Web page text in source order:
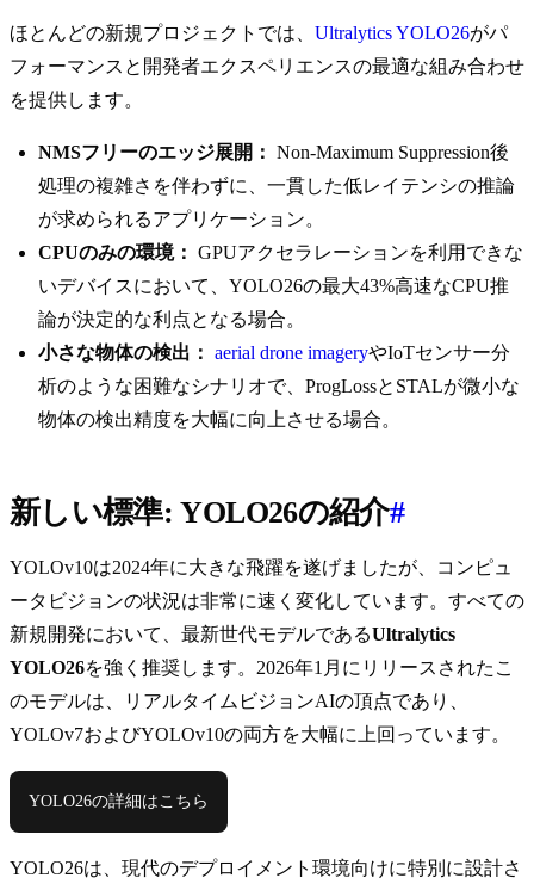
ほとんどの新規プロジェクトでは、 Ultralytics YOLO26がパ
フォーマンスと開発者エクスペリエンスの最適な組み合わせ
を提供します。
NMSフリーのエッジ展開： Non-Maximum Suppression後
処理の複雑さを伴わずに、一貫した低レイテンシの推論
が求められるアプリケーション。
CPUのみの環境： GPUアクセラレーションを利用できな
いデバイスにおいて、YOLO26の最大43%高速なCPU推
論が決定的な利点となる場合。
小さな物体の検出： aerial drone imageryやIoTセンサー分
析のような困難なシナリオで、ProgLossとSTALが微小な
物体の検出精度を大幅に向上させる場合。
新しい標準: YOLO26の紹介#
YOLOv10は2024年に大きな飛躍を遂げましたが、コンピュ
ータビジョンの状況は非常に速く変化しています。すべての
新規開発において、最新世代モデルであるUltralytics
YOLO26を強く推奨します。2026年1月にリリースされたこ
のモデルは、リアルタイムビジョンAIの頂点であり、
YOLOv7およびYOLOv10の両方を大幅に上回っています。
YOLO26の詳細はこちら
YOLO26は、現代のデプロイメント環境向けに特別に設計さ